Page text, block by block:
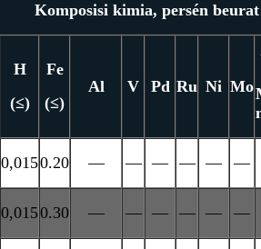
Komposisi kimia, persén
H
(≤)
Fe
(≤)
Al V Pd Ru Ni Mo
0,0150.20 — — — — — —
0,0150.30 — — — — — —